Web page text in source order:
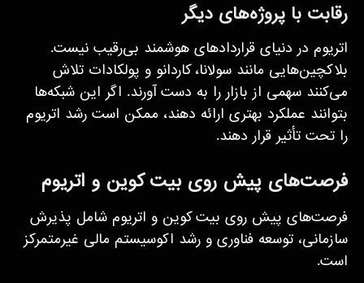
رقابت با پروژه‌های دیگر
اتریوم در دنیای قراردادهای هوشمند بی‌رقیب نیست.
بلاکچین‌هایی مانند سولانا، کاردانو و پولکادات تلاش
می‌کنند سهمی از بازار را به دست آورند. اگر این شبکه‌ها
بتوانند عملکرد بهتری ارائه دهند، ممکن است رشد اتریوم
را تحت تأثیر قرار دهند.
فرصت‌های پیش روی بیت کوین و اتریوم
فرصت‌های پیش روی بیت کوین و اتریوم شامل پذیرش
سازمانی، توسعه فناوری و رشد اکوسیستم مالی غیرمتمرکز
است.